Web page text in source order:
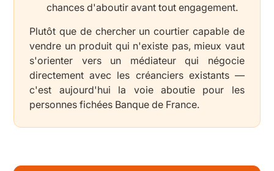
chances d'aboutir avant tout engagement.
Plutôt que de chercher un courtier capable de
vendre un produit qui n'existe pas, mieux vaut
s'orienter vers un médiateur qui négocie
directement avec les créanciers existants —
c'est aujourd'hui la voie aboutie pour les
personnes fichées Banque de France.